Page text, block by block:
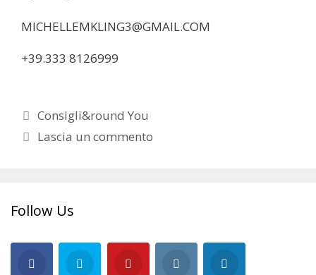
MICHELLEMKLING3@GMAIL.COM
+39.333 8126999
Categorie
Consigli&round You
Lascia un commento
Follow Us